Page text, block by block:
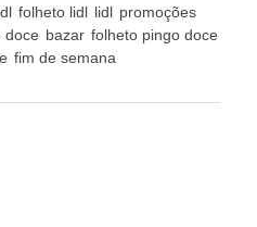
folheto lidl lidl promoções
doce bazar folheto pingo doce
fim de semana